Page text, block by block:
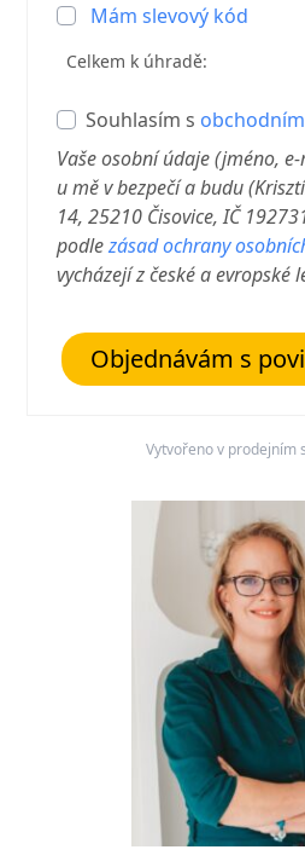
Mám slevový kód
Celkem k úhradě:
Souhlasím s
Vaše osobní údaje (jméno,
u mě v bezpečí a budu
14, 25210 Čisovice, IČ
podlezásad ochrany
vycházejí z české a evropské
Objednávám s
Vytvořeno v prodejním